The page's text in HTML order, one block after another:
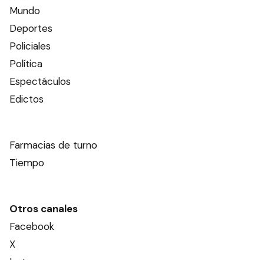
Mundo
Deportes
Policiales
Política
Espectáculos
Edictos
Farmacias de turno
Tiempo
Otros canales
Facebook
X